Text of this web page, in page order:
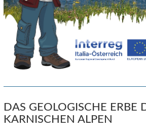
DAS GEOLOGISCHE ERBE
KARNISCHEN ALPEN